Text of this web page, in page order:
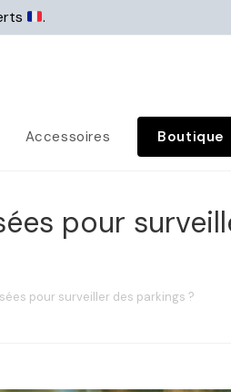
.
Accessoires Boutique
pour
pour surveiller des parkings ?